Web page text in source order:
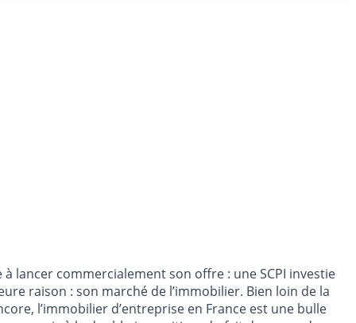
lancer commercialement son offre : une SCPI investie
raison : son marché de l’immobilier. Bien loin de la
l’immobilier d’entreprise en France est une bulle